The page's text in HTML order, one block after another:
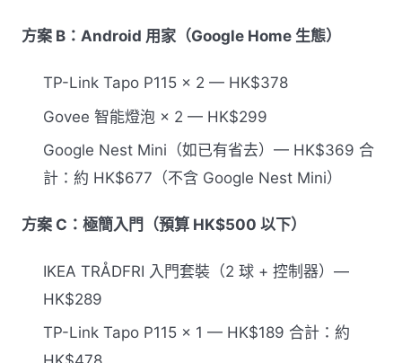
方案 B：Android 用家（Google Home 生態）
TP-Link Tapo P115 × 2 — HK$378
Govee 智能燈泡 × 2 — HK$299
Google Nest Mini（如已有省去）— HK$369 合
計：約 HK$677（不含 Google Nest Mini）
方案 C：極簡入門（預算 HK$500 以下）
IKEA TRÅDFRI 入門套裝（2 球 + 控制器）—
HK$289
TP-Link Tapo P115 × 1 — HK$189 合計：約